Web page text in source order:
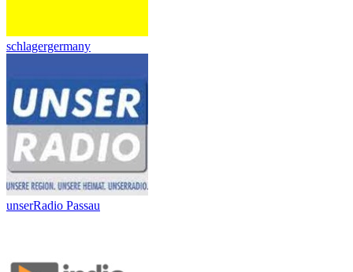
schlagergermany
unserRadio Passau